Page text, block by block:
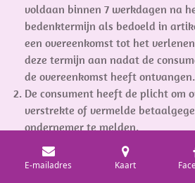
voldaan binnen 7 werkdagen na
bedenktermijn als bedoeld in
een overeenkomst tot het
deze termijn aan nadat de
de overeenkomst heeft ontvangen.
De consument heeft de plicht om
verstrekte of vermelde
ondernemer te melden.
In geval van wanbetaling van de
ondernemer behoudens wettelijke
E-mailadres Kaart